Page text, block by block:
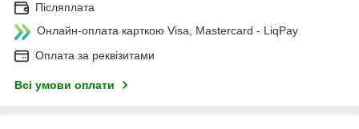
Післяплата
Онлайн-оплата карткою Visa, Mastercard - LiqPay
Оплата за реквізитами
Всі умови оплати